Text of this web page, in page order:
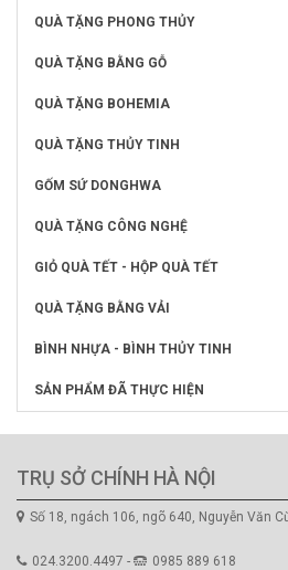
QUÀ TẶNG PHONG THỦY
QUÀ TẶNG BẰNG GỖ
QUÀ TẶNG BOHEMIA
QUÀ TẶNG THỦY TINH
GỐM SỨ DONGHWA
QUÀ TẶNG CÔNG NGHỆ
GIỎ QUÀ TẾT - HỘP QUÀ TẾT
QUÀ TẶNG BẰNG VẢI
BÌNH NHỰA - BÌNH THỦY TINH
SẢN PHẨM ĐÃ THỰC HIỆN
TRỤ SỞ CHÍNH HÀ NỘI
Số 18, ngách 106, ngõ 640, Nguyễn Văn
024.3200.4497 - 0985 889 618